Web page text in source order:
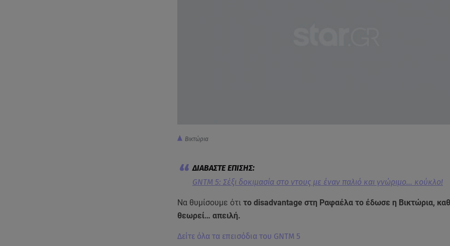
Βικτώρια
GNTM 5: Σέξι δοκιμασία στο ντους με έναν παλιό και γνώριμο... κούκλο!
Να θυμίσουμε ότι το disadvantage στη Ραφαέλα το έδωσε η Βικτώρια,
θεωρεί… απειλή.
Δείτε όλα τα επεισόδια του GNTM 5